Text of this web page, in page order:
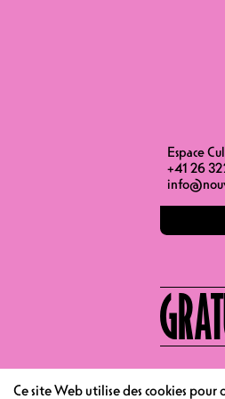
Espace
+41 26
Ce site Web utilise des cookies